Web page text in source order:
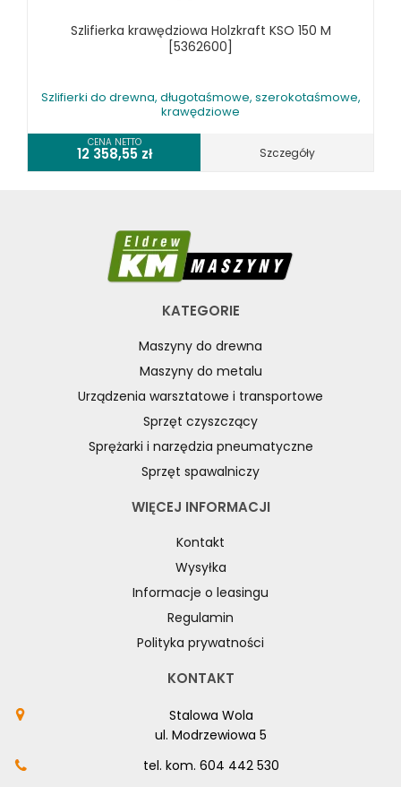
Szlifierka krawędziowa Holzkraft KSO 150 M
[5362600]
Szlifierki do drewna, długotaśmowe, szerokotaśmowe,
krawędziowe
CENA NETTO
12 358,55 zł Szczegóły
KATEGORIE
Maszyny do drewna
Maszyny do metalu
Urządzenia warsztatowe i transportowe
Sprzęt czyszczący
Sprężarki i narzędzia pneumatyczne
Sprzęt spawalniczy
WIĘCEJ INFORMACJI
Kontakt
Wysyłka
Informacje o leasingu
Regulamin
Polityka prywatności
KONTAKT
Stalowa Wola
ul. Modrzewiowa 5
tel. kom. 604 442 530